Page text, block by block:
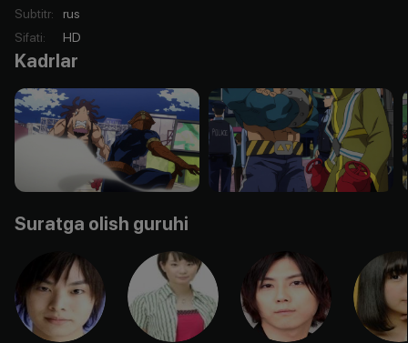
Subtitr:
rus
Sifati: HD
Kadrlar
Suratga olish guruhi